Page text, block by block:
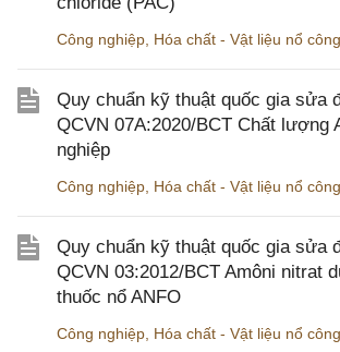
Công nghiệp Hóa chất - Vật liệu nổ
Quy chuẩn kỹ thuật quốc gia sửa
QCVN 07A:2020/BCT Chất lượng
nghiệp
Công nghiệp Hóa chất - Vật liệu nổ
Quy chuẩn kỹ thuật quốc gia sửa
QCVN 03:2012/BCT Amôni nitrat
thuốc nổ ANFO
Công nghiệp Hóa chất - Vật liệu nổ